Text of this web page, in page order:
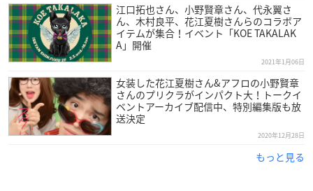
江口拓也さん、小野賢章さん、代永翼さ
ん、木村良平、花江夏樹さんらのコラボア
イテムが集合！イベント「KOE TAKALAK
A」開催
2021年1月06日
女装した花江夏樹さん&アフロの小野賢章
さんのプリクラがインパクト大！トークイ
ベントアーカイブ配信中、特別編集版も放
送決定
2020年12月28日
もっと見る